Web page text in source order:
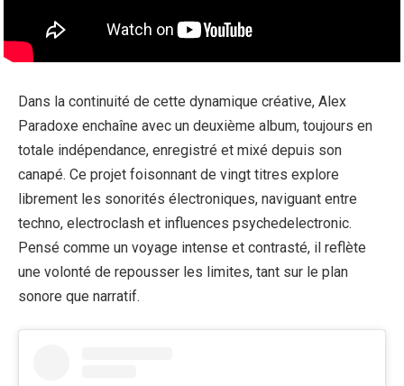
Dans la continuité de cette dynamique créative, Alex
Paradoxe enchaîne avec un deuxième album, toujours en
totale indépendance, enregistré et mixé depuis son
canapé. Ce projet foisonnant de vingt titres explore
librement les sonorités électroniques, naviguant entre
techno, electroclash et influences psychedelectronic.
Pensé comme un voyage intense et contrasté, il reflète
une volonté de repousser les limites, tant sur le plan
sonore que narratif.